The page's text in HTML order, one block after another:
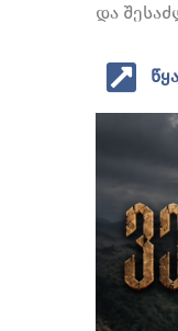
და